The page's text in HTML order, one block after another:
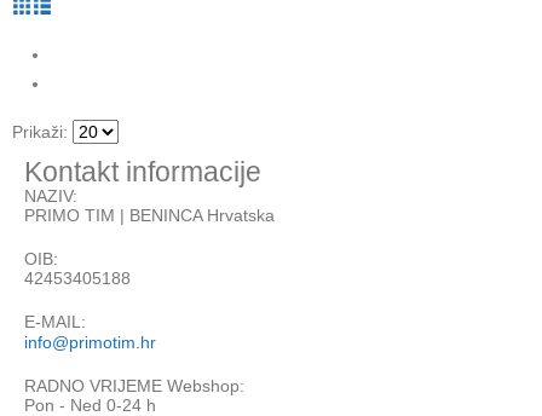
Prikaži:
Kontakt informacije
NAZIV:
PRIMO TIM | BENINCA Hrvatska
OIB:
42453405188
E-MAIL:
info@primotim.hr
RADNO VRIJEME Webshop:
Pon - Ned 0-24 h